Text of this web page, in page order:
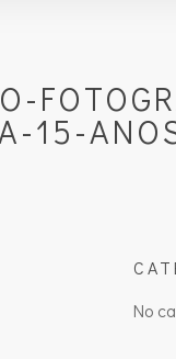
15-
No